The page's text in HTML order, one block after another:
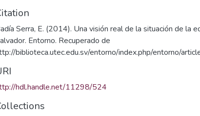
Serra, E. (2014). Una visión real de la situación de la
Entorno. Recuperado de
biblioteca.utec.edu.sv/entorno/index.php/entorno/
hdl.handle.net/11298/524